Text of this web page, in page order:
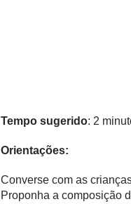
Tempo sugerido: 2
Orientações:
Converse com as
Proponha a composição